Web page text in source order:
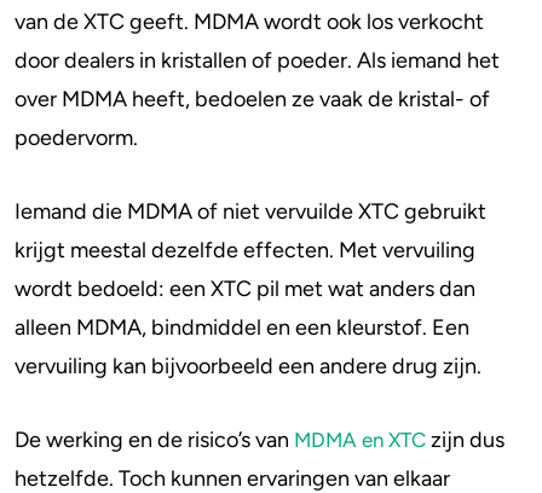
Ayahuasca
Benzodiazepines
Heroïne
4-FA
Crack
Stel een vraag
van de XTC geeft. MDMA wordt ook los verkocht
door dealers in kristallen of poeder. Als iemand het
over MDMA heeft, bedoelen ze vaak de kristal- of
poedervorm.
Iemand die MDMA of niet vervuilde XTC gebruikt
krijgt meestal dezelfde effecten. Met vervuiling
wordt bedoeld: een XTC pil met wat anders dan
alleen MDMA, bindmiddel en een kleurstof. Een
vervuiling kan bijvoorbeeld een andere drug zijn.
De werking en de risico’s van MDMA en XTC zijn dus
hetzelfde. Toch kunnen ervaringen van elkaar